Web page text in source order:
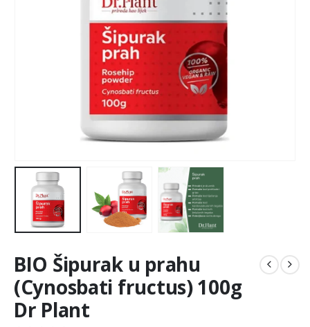
BIO Šipurak u prahu
(Cynosbati fructus) 100g
Dr Plant